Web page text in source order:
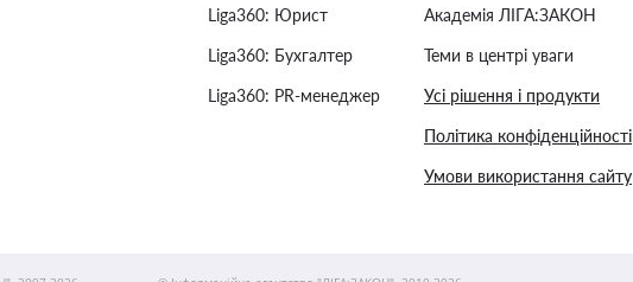
Liga360: Юрист
Liga360: Бухгалтер
Liga360: PR-менеджер
Академія ЛІГА:ЗАКОН
Теми в центрі уваги
Усі рішення і продукти
Політика конфіденційності
Умови використання сайту